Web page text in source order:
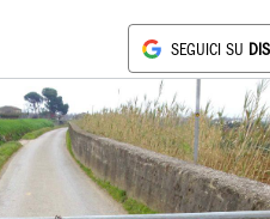
SEGUICI SU